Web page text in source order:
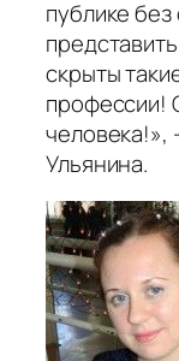
публике
скрыты
профессии!
человека!»,
Ульянина.